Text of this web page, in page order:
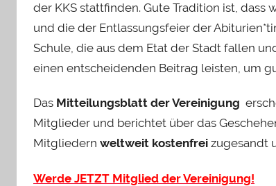
der KKS stattfinden. Gute Tradition ist,
und die der Entlassungsfeier der
Schule, die aus dem Etat der Stadt fallen
einen entscheidenden Beitrag leisten, um
Das Mitteilungsblatt der Vereinigung
Mitglieder und berichtet über das
Mitgliedern weltweit kostenfrei zugesandt
Werde JETZT Mitglied der Vereinigung!